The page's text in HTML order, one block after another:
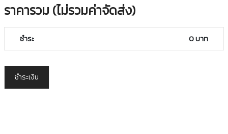
ราคารวม (ไม่รวมค่าจัดส่ง)
ชำระ 0 บาท
ชำระเงิน